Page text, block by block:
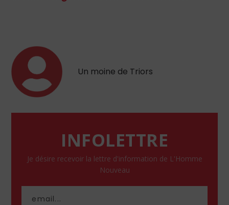
Un moine de Triors
INFOLETTRE
Je désire recevoir la lettre d'information de L'Homme
Nouveau